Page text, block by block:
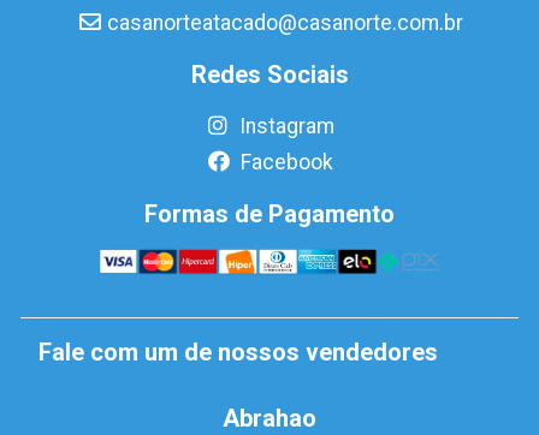
casanorteatacado@casanorte.com.br
Redes Sociais
Instagram
Facebook
Formas de Pagamento
Fale com um de nossos vendedores
Abrahao